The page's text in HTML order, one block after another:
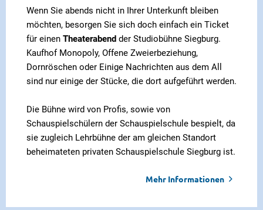
Wenn Sie abends nicht in Ihrer Unterkunft bleiben
möchten, besorgen Sie sich doch einfach ein Ticket
für einen Theaterabend der Studiobühne Siegburg.
Kaufhof Monopoly, Offene Zweierbeziehung,
Dornröschen oder Einige Nachrichten aus dem All
sind nur einige der Stücke, die dort aufgeführt werden.
Die Bühne wird von Profis, sowie von
Schauspielschülern der Schauspielschule bespielt, da
sie zugleich Lehrbühne der am gleichen Standort
beheimateten privaten Schauspielschule Siegburg ist.
Mehr Informationen